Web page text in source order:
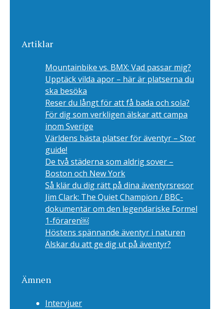
Artiklar
Mountainbike vs. BMX: Vad passar mig?
Upptäck vilda apor – här är platserna du
ska besöka
Reser du långt för att få bada och sola?
För dig som verkligen älskar att campa
inom Sverige
Världens bästa platser för äventyr – Stor
guide!
De två städerna som aldrig sover –
Boston och New York
Så klär du dig rätt på dina äventyrsresor
Jim Clark: The Quiet Champion / BBC-
dokumentär om den legendariske Formel
1-föraren￼
Höstens spännande äventyr i naturen
Älskar du att ge dig ut på äventyr?
Ämnen
Intervjuer